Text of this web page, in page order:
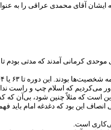
آقای محمدی عراقی را به
دفتر سیاسی شدم. بعد هم آقای محمدی عراقی مسئول شد و دوباره تا سال ۷۲ مسئول دفتر
تا ۶۳ یا ۶۴ بیشتر طول نکشید.
که اسلام چپ و راست
هیچ‌یک از خطوط نداشتیم، با توجه به اینکه برای ما امام شاخص بود، لذا وقتی در قضیه
باشند، ولی انصاف این بود که دغدغه
است.